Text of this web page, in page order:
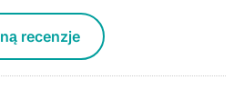
recenzje